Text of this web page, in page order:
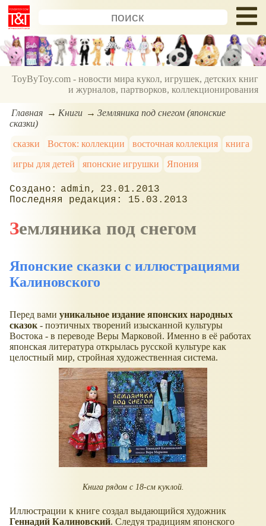
ToyByToy.com - новости мира кукол, игрушек, детских книг
и журналов, партворков, коллекционирования
Главная Книги
Земляника под снегом (японские
сказки)
сказки
Восток: коллекции восточная коллекция
книга
игры для детей
японские игрушки Япония
admin
23.01.2013
15.03.2013
Земляника под снегом
Японские сказки с иллюстрациями
Калиновского
Перед вами уникальное издание японских народных
сказок - поэтичных творений изысканной культуры
Востока - в переводе Веры Марковой. Именно в её работах
японская литература открылась русской культуре как
целостный мир, стройная художественная система.
Книга рядом с 18-см куклой.
Иллюстрации к книге создал выдающийся художник
Геннадий Калиновский. Следуя традициям японского